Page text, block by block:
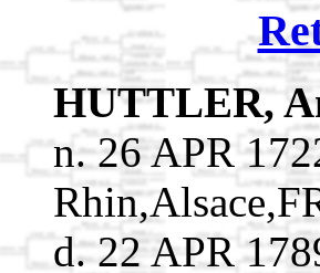
HUTTLER,
n. 26 APR
d. 22 APR